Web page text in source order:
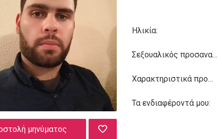
μηνύματος
Ηλικία:
Σεξουαλικός προσανατολισμός:
Χαρακτηριστικά προσωπικότητας:
Τα ενδιαφέροντά μου: